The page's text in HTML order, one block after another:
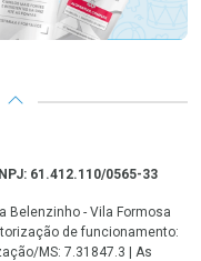
61.412.110/0565-33
Belenzinho - Vila Formosa
de funcionamento:
MS: 7.31847.3 | As